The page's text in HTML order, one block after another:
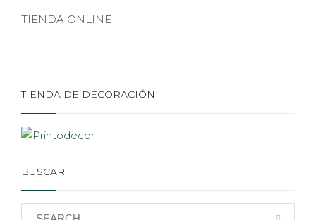
TIENDA ONLINE
TIENDA DE DECORACIÓN
BUSCAR